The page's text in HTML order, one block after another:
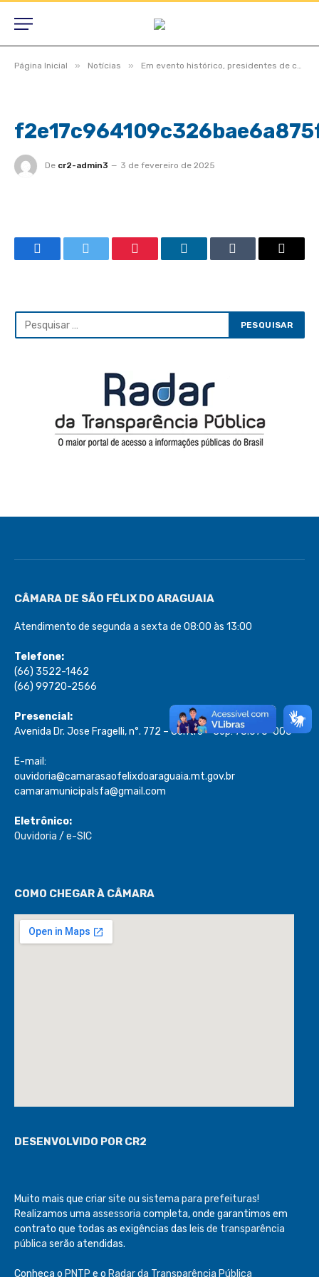
Página Inicial » Notícias » Em evento histórico, presidentes de câmaras lotam auditório do TCE-MT para primeira edição do Interage 2023
De cr2-admin3 3 de fevereiro de 2025
FacebookTwitter Pinterest LinkedInTumblr Email
CÂMARA DE SÃO FÉLIX DO ARAGUAIA
Atendimento de segunda a sexta de 08:00 às 13:00
Telefone:
(66) 3522-1462
(66) 99720-2566
Presencial:
Avenida Dr. Jose Fragelli, n°. 772 – Centro – Cep: 78.670-000
E-mail:
ouvidoria@camarasaofelixdoaraguaia.mt.gov.br
camaramunicipalsfa@gmail.com
Eletrônico:
Ouvidoria / e-SIC
COMO CHEGAR À CÂMARA
DESENVOLVIDO POR CR2
Muito mais que criar site ou sistema para prefeituras!
Realizamos uma assessoria completa, onde garantimos em
contrato que todas as exigências das leis de transparência
pública serão atendidas.
Conheça o PNTP e o Radar da Transparência Pública